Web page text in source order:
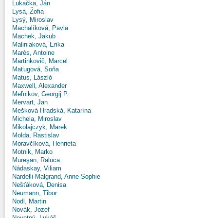
Lukačka, Ján
Lysá, Žofia
Lysý, Miroslav
Machalíková, Pavla
Machek, Jakub
Maliniaková, Erika
Marès, Antoine
Martinkovič, Marcel
Maťugová, Soňa
Matus, László
Maxwell, Alexander
Meľnikov, Georgij P.
Mervart, Jan
Mešková Hradská, Katarína
Michela, Miroslav
Mikołajczyk, Marek
Molda, Rastislav
Moravčíková, Henrieta
Motnik, Marko
Mureşan, Raluca
Nádaskay, Viliam
Nardelli-Malgrand, Anne-Sophie
Nešťáková, Denisa
Neumann, Tibor
Nodl, Martin
Novák, Jozef